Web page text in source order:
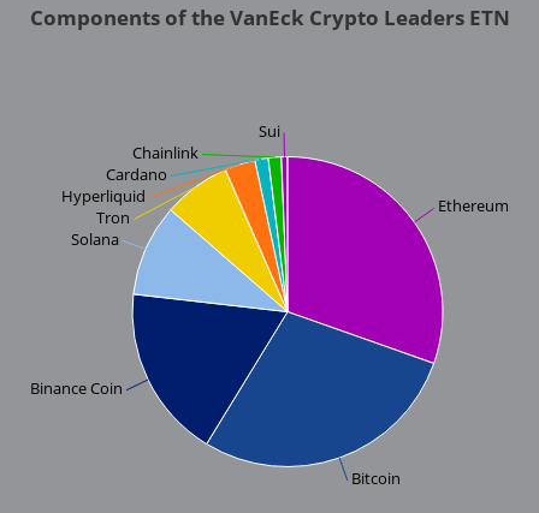
Components of the VanEck Crypto Leaders ETN
Ethereum
Bitcoin
Binance Coin
Solana
Tron
Hyperliquid
Cardano
Chainlink
Sui